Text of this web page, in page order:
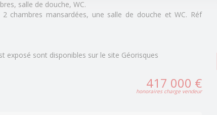
salle de douche, WC.
chambres mansardées, une salle de douche et WC. Réf
exposé sont disponibles sur le site Géorisques
417 000 €
honoraires charge vendeur